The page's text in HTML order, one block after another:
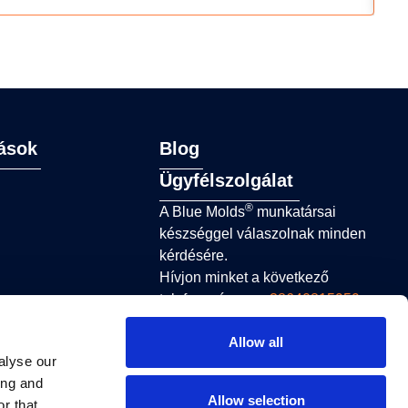
our
and
Allow all
Allow selection
Blog
Ügyfélszolgálat
A Blue Molds® munkatársai
készséggel válaszolnak minden
kérdésére.
Hívjon minket a következő
telefonszámon:+38640815959
hétköznap 8 és 16 óra között, vagy
küldjön e-mailt a következő címre:
sales@bluemolds.com